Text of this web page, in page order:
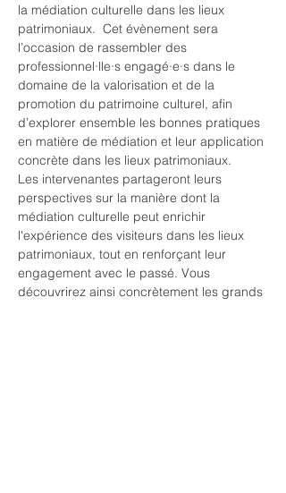
la médiation culturelle dans les lieux
patrimoniaux.  Cet évènement sera
l’occasion de rassembler des
professionnel·lle·s engagé·e·s dans le
domaine de la valorisation et de la
promotion du patrimoine culturel, afin
d’explorer ensemble les bonnes pratiques
en matière de médiation et leur application
concrète dans les lieux patrimoniaux.
Les intervenantes partageront leurs
perspectives sur la manière dont la
médiation culturelle peut enrichir
l'expérience des visiteurs dans les lieux
patrimoniaux, tout en renforçant leur
engagement avec le passé. Vous
découvrirez ainsi concrètement les grands